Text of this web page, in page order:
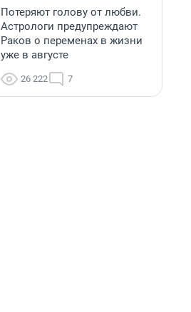
Потеряют голову от любви.
Астрологи предупреждают
Раков о переменах в жизни
уже в августе
26 222 7